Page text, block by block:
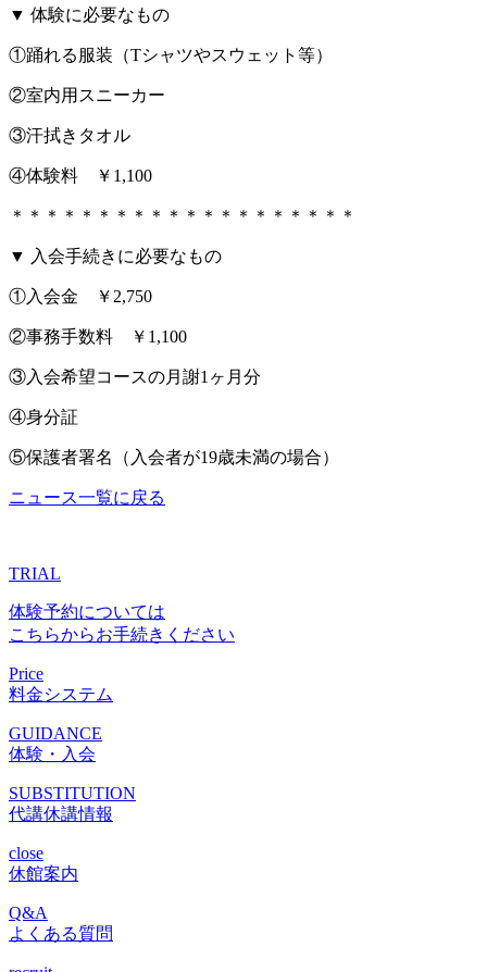
▼ 体験に必要なもの
①踊れる服装（Tシャツやスウェット等）
②室内用スニーカー
③汗拭きタオル
④体験料 ￥1,100
＊＊＊＊＊＊＊＊＊＊＊＊＊＊＊＊＊＊＊＊
▼ 入会手続きに必要なもの
①入会金 ￥2,750
②事務手数料 ￥1,100
③入会希望コースの月謝1ヶ月分
④身分証
⑤保護者署名（入会者が19歳未満の場合）
ニュース一覧に戻る
TRIAL
体験予約については
こちらからお手続きください
Price
料金システム
GUIDANCE
体験・入会
SUBSTITUTION
代講休講情報
close
休館案内
Q&A
よくある質問